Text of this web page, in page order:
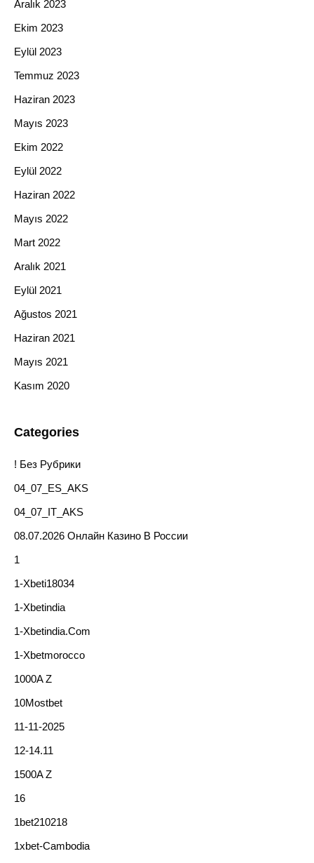
Aralık 2023
Ekim 2023
Eylül 2023
Temmuz 2023
Haziran 2023
Mayıs 2023
Ekim 2022
Eylül 2022
Haziran 2022
Mayıs 2022
Mart 2022
Aralık 2021
Eylül 2021
Ağustos 2021
Haziran 2021
Mayıs 2021
Kasım 2020
Categories
! Без Рубрики
04_07_ES_AKS
04_07_IT_AKS
08.07.2026 Онлайн Казино В России
1
1-Xbeti18034
1-Xbetindia
1-Xbetindia.com
1-Xbetmorocco
1000A Z
10Mostbet
11-11-2025
12-14.11
1500A Z
16
1bet210218
1xbet-Cambodia